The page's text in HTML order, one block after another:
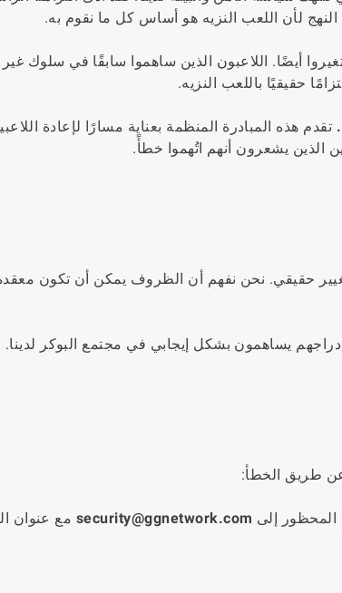
النهج لأن اللعب النزيه هو أساس كل ما نقوم به.
أيضًا. اللاعبون الذين ساهموا سابقًا في سلوك
حقيقيًا باللعب النزيه.
تقدم هذه المبادرة المنظمة بعناية مسارًا لإعادة
حقيقي. نحن نفهم أن الظروف يمكن أن تكون
يساهمون بشكل إيجابي في مجتمع البوكر لدينا.
طريق الخطأ:
المحظور إلى security@ggnetwork.com مع عنوان